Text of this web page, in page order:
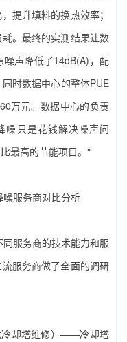
提升填料的换热效率；
。最终的实测结果让数
声降低了14dB(A)，配
时数据中心的整体PUE
万元。数据中心的负责
噪‌只是花钱解决噪声问
最高的节能项目。"
服务商对比分析
服务商的技术能力和服
服务商做了全面的调研
冷却塔维修）‌——‌冷却塔